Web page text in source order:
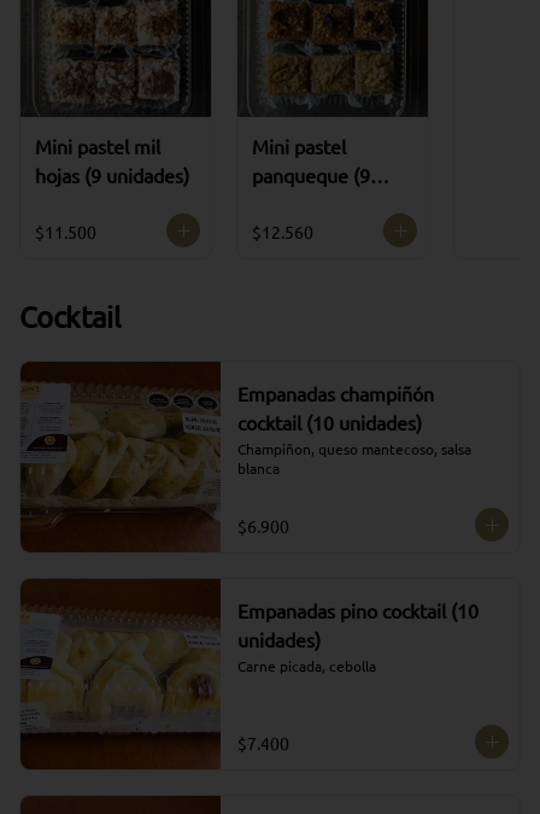
Mini pastel mil
hojas (9 unidades)
$11.500
Mini pastel
panqueque (9
$12.560
Cocktail
Empanadas champiñón
cocktail (10 unidades)
Champiñon, queso mantecoso, salsa
blanca
$6.900
Empanadas pino cocktail (10
unidades)
Carne picada, cebolla
$7.400